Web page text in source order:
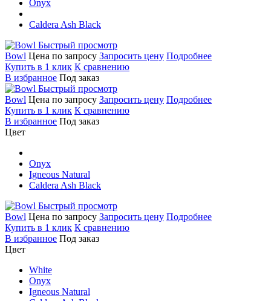
Onyx
Caldera Ash Black
Быстрый просмотр
Bowl Цена по запросу Запросить цену Подробнее
Купить в 1 клик К сравнению
В избранное Под заказ
Быстрый просмотр
Bowl Цена по запросу Запросить цену Подробнее
Купить в 1 клик К сравнению
В избранное Под заказ
Цвет
Onyx
Igneous Natural
Caldera Ash Black
Быстрый просмотр
Bowl Цена по запросу Запросить цену Подробнее
Купить в 1 клик К сравнению
В избранное Под заказ
Цвет
White
Onyx
Igneous Natural